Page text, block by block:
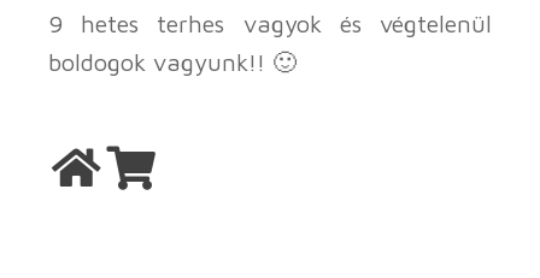
9 hetes terhes vagyok és végtelenül
boldogok vagyunk!! 🙂